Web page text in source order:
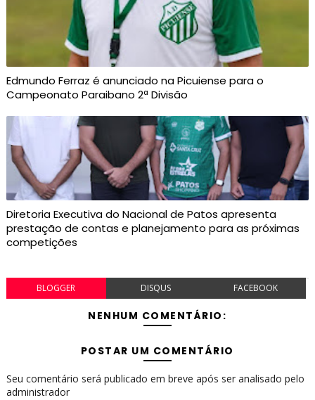
Edmundo Ferraz é anunciado na Picuiense para o
Campeonato Paraibano 2ª Divisão
Diretoria Executiva do Nacional de Patos apresenta
prestação de contas e planejamento para as próximas
competições
BLOGGER DISQUS FACEBOOK
NENHUM COMENTÁRIO:
POSTAR UM COMENTÁRIO
Seu comentário será publicado em breve após ser analisado pelo
administrador